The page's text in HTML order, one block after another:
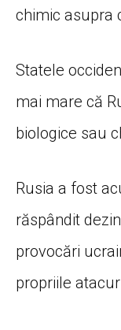
chimic asupra
Statele
mai mare că
biologice sau
Rusia a fost
răspândit
provocări
propriile